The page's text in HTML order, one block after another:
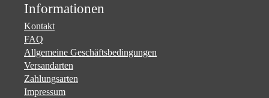
Informationen
Kontakt
FAQ
Allgemeine Geschäftsbedingungen
Versandarten
Zahlungsarten
Impressum